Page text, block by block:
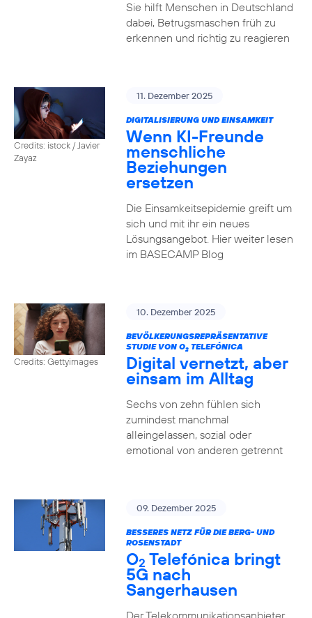
Sie hilft Menschen in Deutschland
dabei, Betrugsmaschen früh zu
erkennen und richtig zu reagieren
Credits: istock / Javier
Zayaz
11. Dezember 2025
DIGITALISIERUNG UND EINSAMKEIT
Wenn KI-Freunde
menschliche
Beziehungen
ersetzen
Die Einsamkeitsepidemie greift um
sich und mit ihr ein neues
Lösungsangebot. Hier weiter lesen
im BASECAMP Blog
Credits: Gettyimages
10. Dezember 2025
BEVÖLKERUNGSREPRÄSENTATIVE
STUDIE VON O2TELEFÓNICA
Digital vernetzt, aber
einsam im Alltag
Sechs von zehn fühlen sich
zumindest manchmal
alleingelassen, sozial oder
emotional von anderen getrennt
09. Dezember 2025
BESSERES NETZ FÜR DIE BERG- UND
ROSENSTADT
O2 Telefónica bringt
5G nach
Sangerhausen
Der Telekommunikationsanbieter